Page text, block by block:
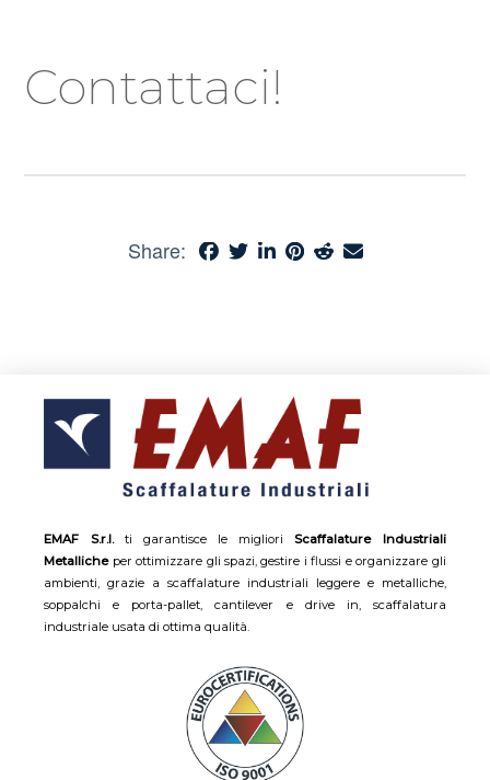
Contattaci!
Share:
EMAF S.r.l.ti garantisce le miglioriScaffalature Industriali
Metallicheper ottimizzare gli spazi, gestire i flussi e organizzare gli
ambienti, grazie a scaffalature industriali leggere e metalliche,
soppalchi e porta-pallet, cantilever e drive in, scaffalatura
industriale usata di ottima qualità.